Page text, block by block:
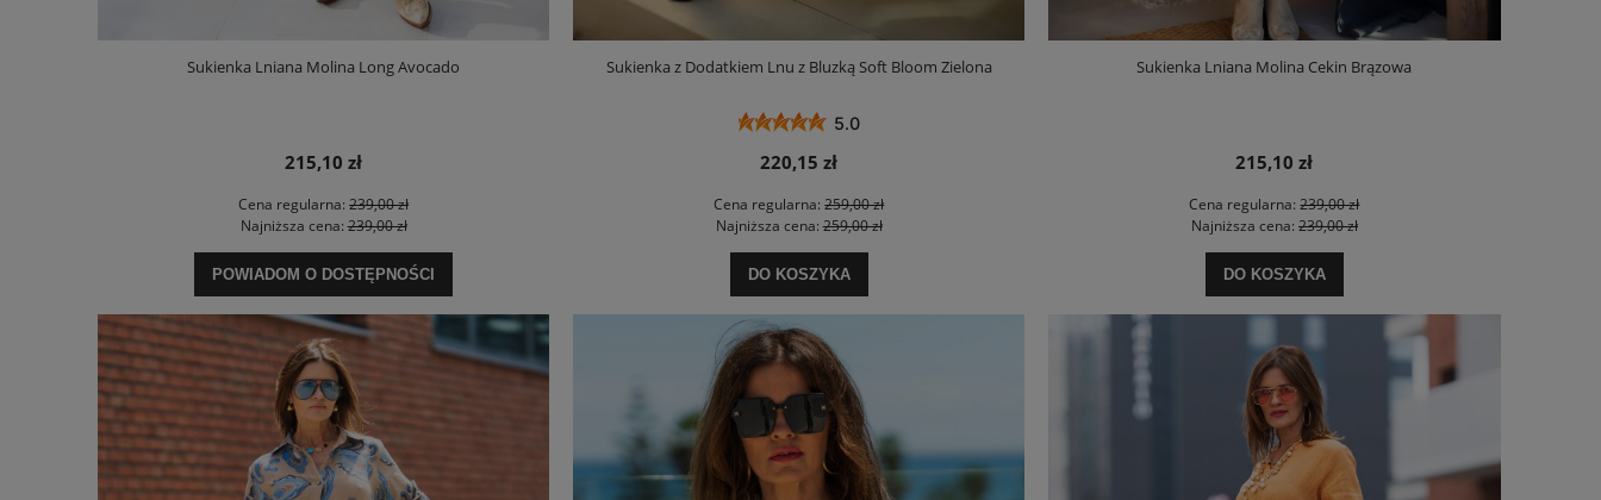
Sukienka Lniana Molina Long Avocado
215,10 zł
Cena regularna:239,00 zł
Najniższa cena:239,00 zł
POWIADOM O DOSTĘPNOŚCI
Sukienka z Dodatkiem Lnu z Bluzką Soft Bloom Zielona
5.0
220,15 zł
Cena regularna:259,00 zł
Najniższa cena:259,00 zł
DO KOSZYKA
Sukienka Lniana Molina Cekin Brązowa
215,10 zł
Cena regularna:239,00 zł
Najniższa cena: 239,00 zł
DO KOSZYKA